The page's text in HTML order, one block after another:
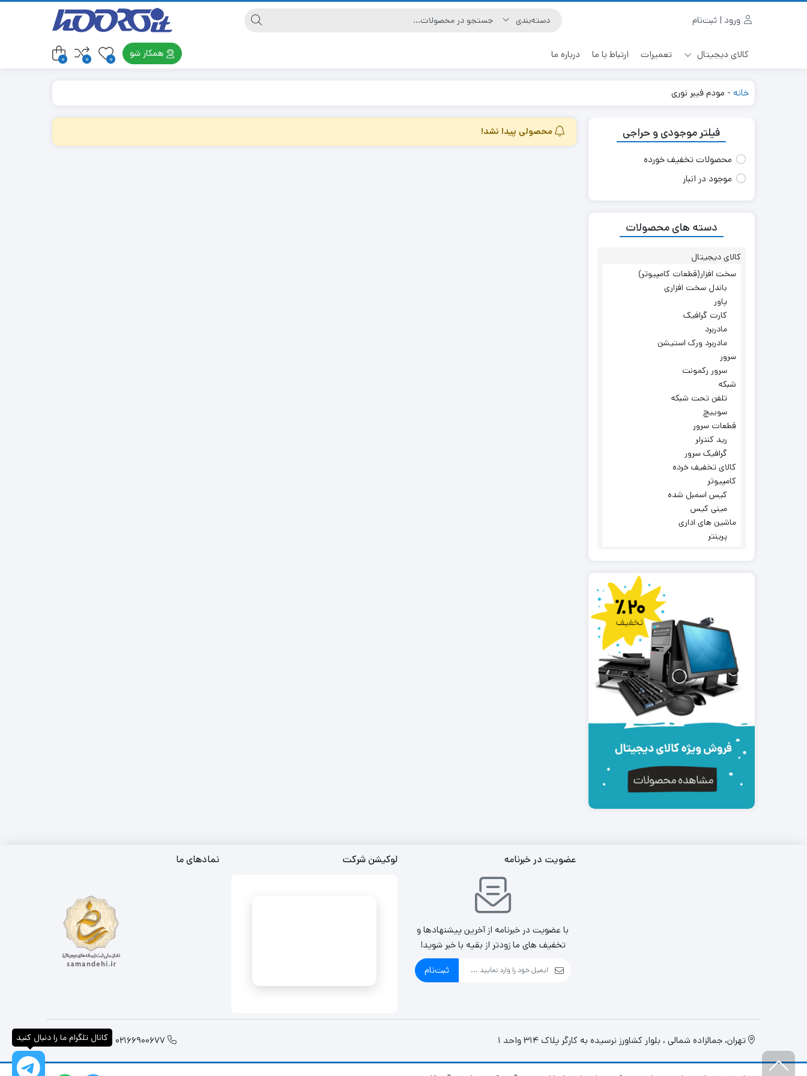
ورود | ثبت‌نام
کالای دیجیتال تعمیرات ارتباط با ما درباره ما همکار شو 0
0
0
خانه - مودم فیبر نوری
محصولی پیدا نشد! فیلتر موجودی و حراجی
محصولات تخفیف خورده
موجود در انبار
دسته های محصولات
کالای دیجیتال
سخت افزار(قطعات کامپیوتر)
باندل سخت افزاری
پاور
کارت گرافیک
مادربرد
مادربرد ورک استیشن
سرور
سرور رکمونت
شبکه
تلفن تحت شبکه
سوییچ
قطعات سرور
رید کنترلر
گرافیک سرور
کالای تخفیف خرده
کامپیوتر
کیس اسمبل شده
مینی کیس
ماشین های اداری
پرینتر
عضویت در خبرنامه
با عضویت در خبرنامه از آخرین پیشنهادها و
تخفیف های ما زودتر از بقیه با خبر شوید!
ثبت‌نام
لوکیشن شرکت نمادهای ما
تهران، جمالزاده شمالی ، بلوار کشاورز نرسیده به کارگر پلاک 314 واحد 1 02166900677
09001060602
کانال تلگرام ما را دنبال کنید